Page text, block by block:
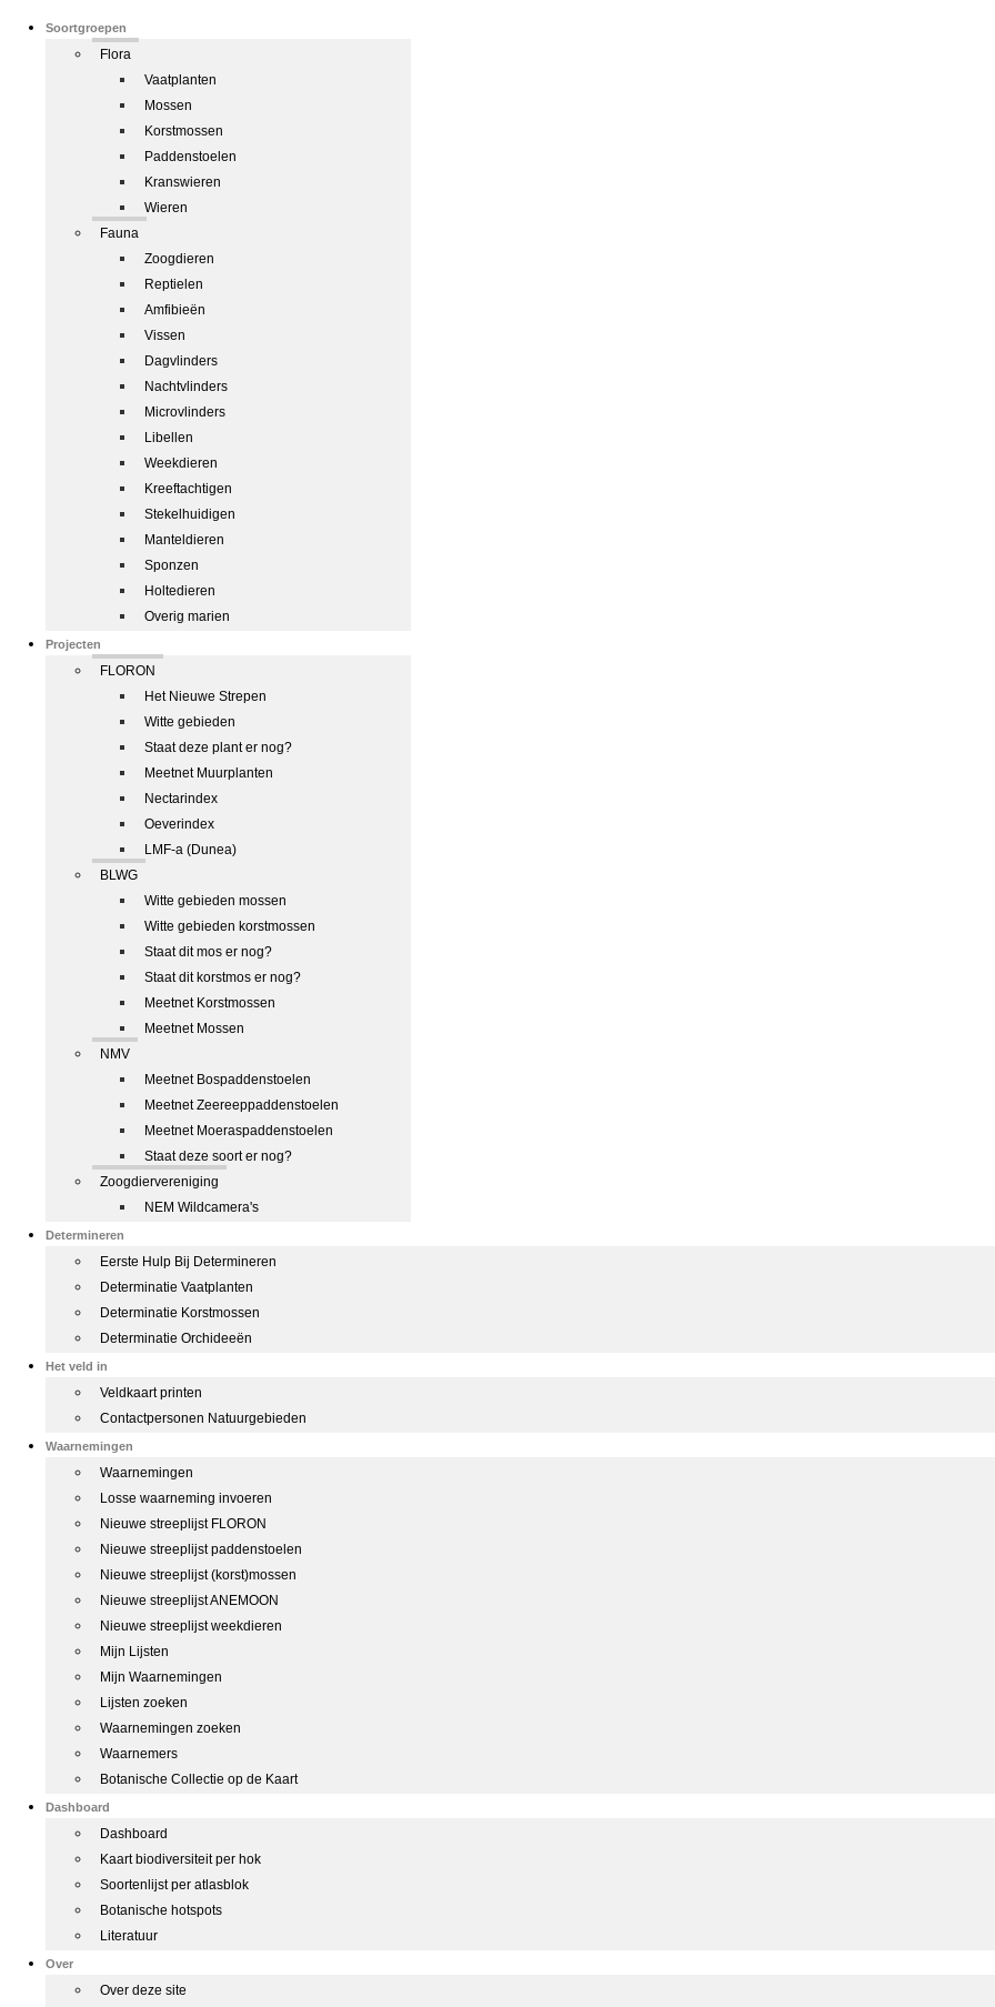
Soortgroepen
Flora
Vaatplanten
Mossen
Korstmossen
Paddenstoelen
Kranswieren
Wieren
Fauna
Zoogdieren
Reptielen
Amfibieën
Vissen
Dagvlinders
Nachtvlinders
Microvlinders
Libellen
Weekdieren
Kreeftachtigen
Stekelhuidigen
Manteldieren
Sponzen
Holtedieren
Overig marien
Projecten
FLORON
Het Nieuwe Strepen
Witte gebieden
Staat deze plant er nog?
Meetnet Muurplanten
Nectarindex
Oeverindex
LMF-a (Dunea)
BLWG
Witte gebieden mossen
Witte gebieden korstmossen
Staat dit mos er nog?
Staat dit korstmos er nog?
Meetnet Korstmossen
Meetnet Mossen
NMV
Meetnet Bospaddenstoelen
Meetnet Zeereeppaddenstoelen
Meetnet Moeraspaddenstoelen
Staat deze soort er nog?
Zoogdiervereniging
NEM Wildcamera's
Determineren
Eerste Hulp Bij Determineren
Determinatie Vaatplanten
Determinatie Korstmossen
Determinatie Orchideeën
Het veld in
Veldkaart printen
Contactpersonen Natuurgebieden
Waarnemingen
Waarnemingen
Losse waarneming invoeren
Nieuwe streeplijst FLORON
Nieuwe streeplijst paddenstoelen
Nieuwe streeplijst (korst)mossen
Nieuwe streeplijst ANEMOON
Nieuwe streeplijst weekdieren
Mijn Lijsten
Mijn Waarnemingen
Lijsten zoeken
Waarnemingen zoeken
Waarnemers
Botanische Collectie op de Kaart
Dashboard
Dashboard
Kaart biodiversiteit per hok
Soortenlijst per atlasblok
Botanische hotspots
Literatuur
Over
Over deze site